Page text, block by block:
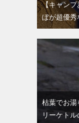
【キャンプ
ぼが超優秀
枯葉でお湯
リーケト